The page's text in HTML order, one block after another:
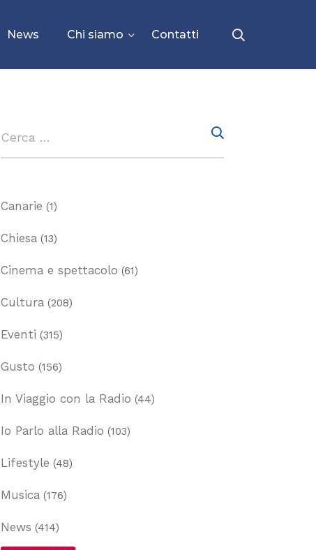
News Chi siamo Contatti
Canarie (1)
Chiesa (13)
Cinema e spettacolo (61)
Cultura (208)
Eventi (315)
Gusto (156)
In Viaggio con la Radio (44)
Io Parlo alla Radio (103)
Lifestyle (48)
Musica (176)
News (414)